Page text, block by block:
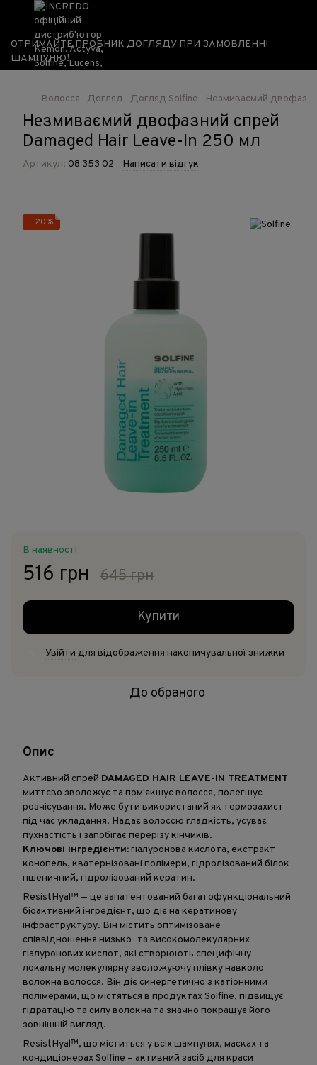
ОТРИМАЙТЕ ПРОБНИК ДОГЛЯДУ ПРИ ЗАМОВЛЕННІ
ШАМПУНЮ!
Волосся Догляд Догляд Solfine Незмиваємий
Незмиваємий двофазний спрей
Damaged Hair Leave-In 250 мл
Артикул: 08 353 02 Написати відгук
−20%
В наявності
516 грн 645 грн
Купити
Увійти для відображення накопичувальної знижки
До обраного
Опис
Активний спрей DAMAGED HAIR LEAVE-IN TREATMENT
миттєво зволожує та пом'якшує волосся, полегшує
розчісування. Може бути використаний як термозахист
під час укладання. Надає волоссю гладкість, усуває
пухнастість і запобігає перерізу кінчиків.
Ключові інгредієнти:гіалуронова кислота, екстракт
конопель, кватернізовані полімери, гідролізований білок
пшеничний, гідролізований кератин.
ResistHyal™ — це запатентований багатофункціональний
біоактивний інгредієнт, що діє на кератинову
інфраструктуру. Він містить оптимізоване
співвідношення низько- та високомолекулярних
гіалуронових кислот, які створюють специфічну
локальну молекулярну зволожуючу плівку навколо
волокна волосся. Він діє синергетично з катіонними
полімерами, що містяться в продуктах Solfine, підвищує
гідратацію та силу волокна та значно покращує його
зовнішній вигляд.
ResistHyal™, що міститься у всіх шампунях, масках та
кондиціонерах Solfine – активний засіб для краси